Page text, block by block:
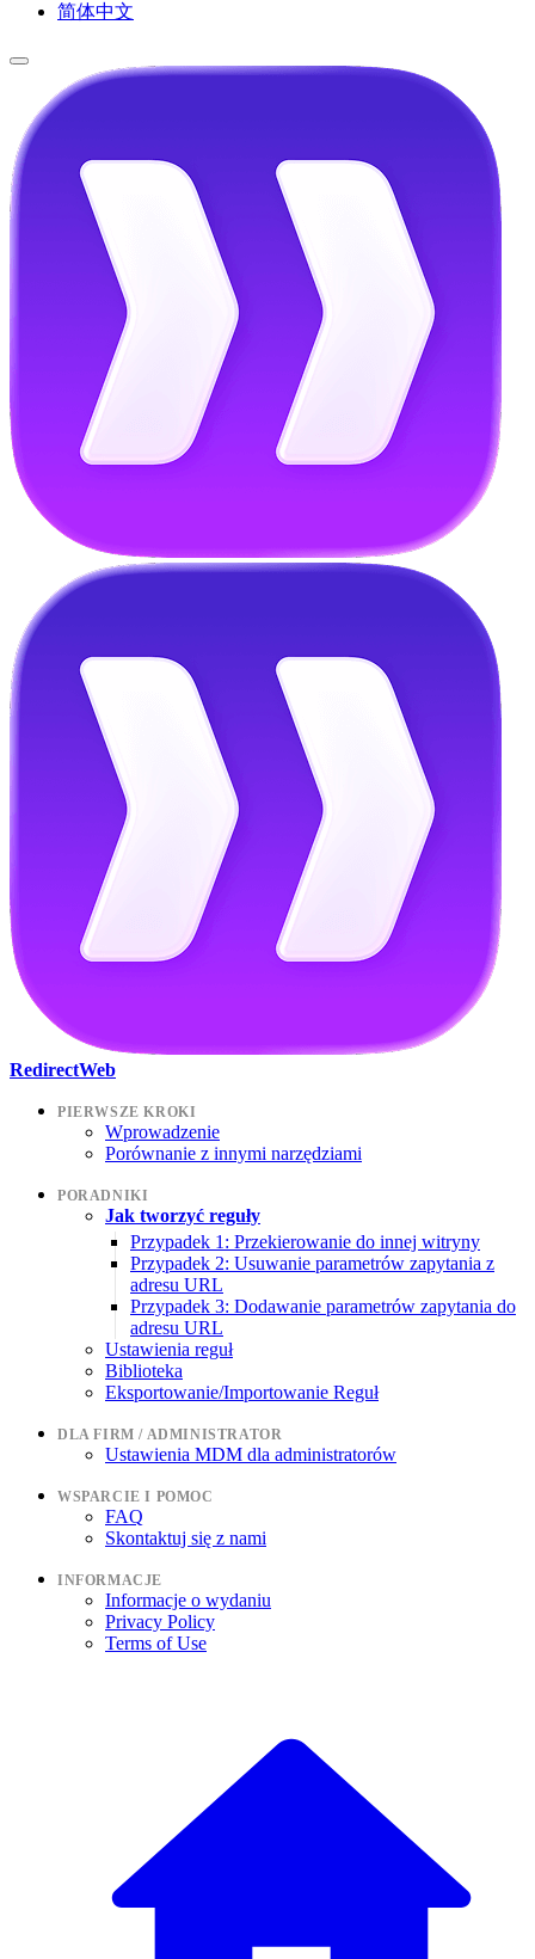
简体中文
RedirectWeb
PIERWSZE KROKI
Wprowadzenie
Porównanie z innymi narzędziami
PORADNIKI
Jak tworzyć reguły
Przypadek 1: Przekierowanie do innej witryny
Przypadek 2: Usuwanie parametrów zapytania z
adresu URL
Przypadek 3: Dodawanie parametrów zapytania do
adresu URL
Ustawienia reguł
Biblioteka
Eksportowanie/Importowanie Reguł
DLA FIRM / ADMINISTRATOR
Ustawienia MDM dla administratorów
WSPARCIE I POMOC
FAQ
Skontaktuj się z nami
INFORMACJE
Informacje o wydaniu
Privacy Policy
Terms of Use